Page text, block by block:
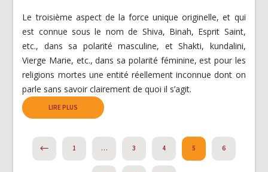
Le troisième aspect de la force unique originelle, et qui
est connue sous le nom de Shiva, Binah, Esprit Saint,
etc., dans sa polarité masculine, et Shakti, kundalini,
Vierge Marie, etc., dans sa polarité féminine, est pour les
religions mortes une entité réellement inconnue dont on
parle sans savoir clairement de quoi il s’agit.
LIRE PLUS
PREVIOUS1 … 3 4 5 6